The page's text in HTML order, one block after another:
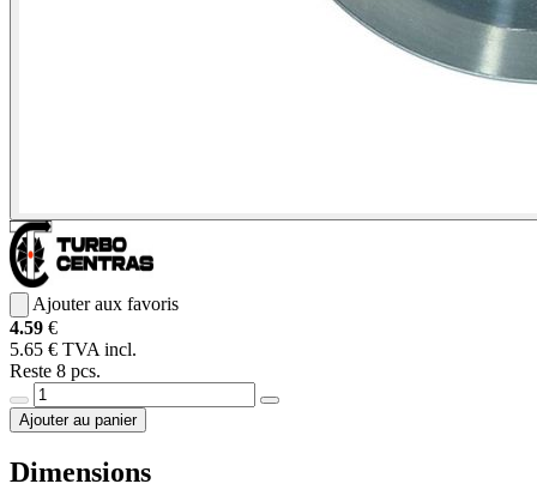
Ajouter aux favoris
4.59 €
5.65 € TVA incl.
Reste 8 pcs.
Ajouter au panier
Dimensions